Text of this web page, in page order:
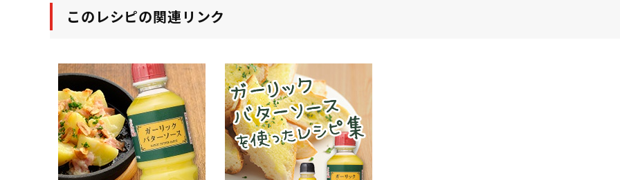
このレシピの関連リンク